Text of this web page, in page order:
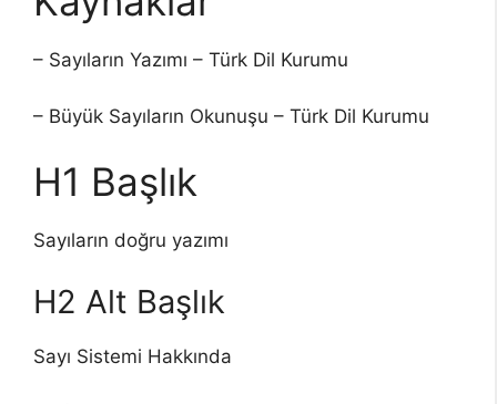
– Sayıların Yazımı – Türk Dil Kurumu
– Büyük Sayıların Okunuşu – Türk Dil Kurumu
H1 Başlık
Sayıların doğru yazımı
H2 Alt Başlık
Sayı Sistemi Hakkında